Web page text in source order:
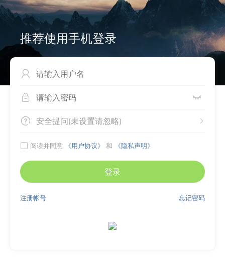
推荐使用手机登录

 
 
安全提问(未设置请忽略)
 阅读并同意 《用户协议》 和 《隐私声明》
登录
忘记密码
注册帐号